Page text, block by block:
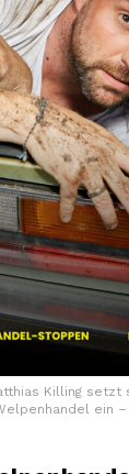
Killing
ein